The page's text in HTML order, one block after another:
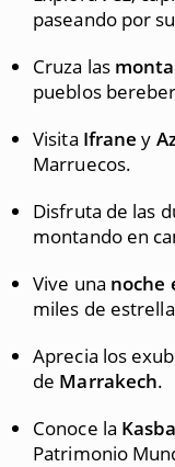
paseando por
Cruza las
pueblos
Visita Ifrane y
Marruecos.
Disfruta de las
montando en
Vive una noche
miles de
Aprecia los
de Marrakech.
Conoce la
Patrimonio